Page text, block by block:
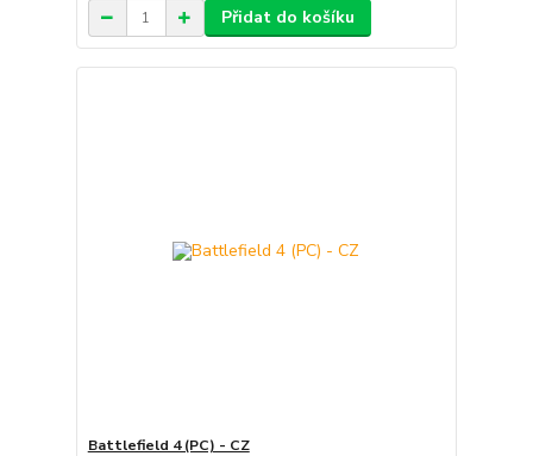
Přidat do košíku
Battlefield 4 (PC) - CZ